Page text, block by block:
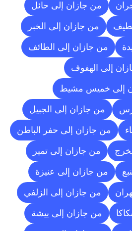
من جازان إلى حائل
من جازان إلى الخبر
من جازان إلى الطائف
إلى الهفوف
إلى خميس مشيط
من جازان إلى الجبيل
من جازان إلى حفر الباطن
من جازان إلى تمير
من جازان إلى عنيزة
من جازان إلى الزلفي
من جازان إلى بيشة